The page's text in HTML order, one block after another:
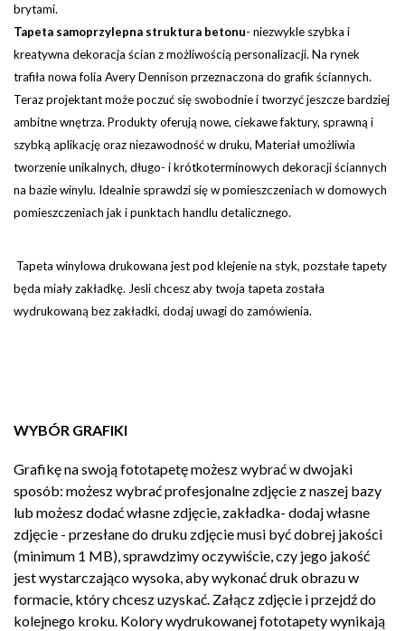
brytami.
Tapeta samoprzylepna struktura betonu- niezwykle szybka i
kreatywna dekoracja ścian z możliwością personalizacji. Na rynek
trafiła nowa folia Avery Dennison przeznaczona do grafik ściannych.
Teraz projektant może poczuć się swobodnie i tworzyć jeszcze bardziej
ambitne wnętrza. Produkty oferują nowe, ciekawe faktury, sprawną i
szybką aplikację oraz niezawodność w druku, Materiał umożliwia
tworzenie unikalnych, długo- i krótkoterminowych dekoracji ściannych
na bazie winylu. Idealnie sprawdzi się w pomieszczeniach w domowych
pomieszczeniach jak i punktach handlu detalicznego.
Tapeta winylowa drukowana jest pod klejenie na styk, pozstałe tapety
będa miały zakładkę. Jesli chcesz aby twoja tapeta została
wydrukowaną bez zakładki, dodaj uwagi do zamówienia.
WYBÓR GRAFIKI
Grafikę na swoją fototapetę możesz wybrać w dwojaki
sposób: możesz wybrać profesjonalne zdjęcie z naszej bazy
lub możesz dodać własne zdjęcie, zakładka- dodaj własne
zdjęcie - przesłane do druku zdjęcie musi być dobrej jakości
(minimum 1 MB), sprawdzimy oczywiście, czy jego jakość
jest wystarczająco wysoka, aby wykonać druk obrazu w
formacie, który chcesz uzyskać. Załącz zdjęcie i przejdź do
kolejnego kroku. Kolory wydrukowanej fototapety wynikają